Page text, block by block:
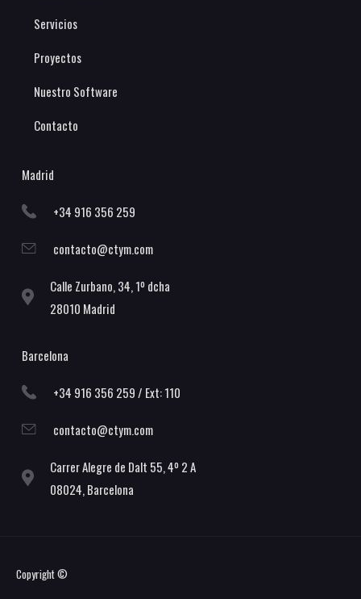
Servicios
Proyectos
Nuestro Software
Contacto
Madrid
+34 916 356 259
contacto@ctym.com
Calle Zurbano, 34, 1º dcha
28010 Madrid
Barcelona
+34 916 356 259 / Ext: 110
contacto@ctym.com
Carrer Alegre de Dalt 55, 4º 2 A
08024, Barcelona
Copyright ©